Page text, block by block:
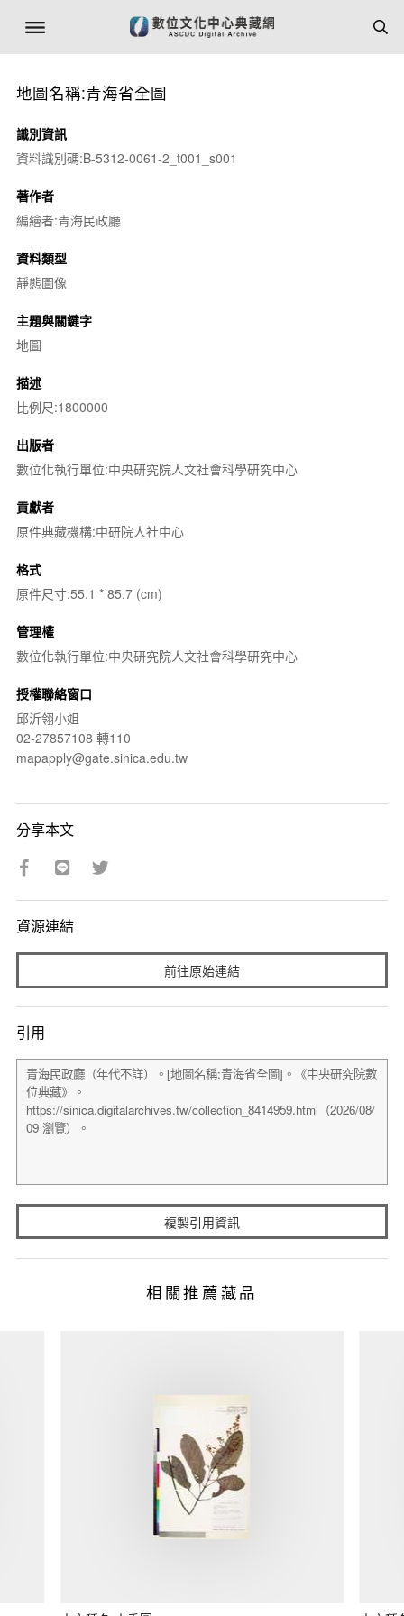
地圖名稱:青海省全圖
識別資訊
資料識別碼:B-5312-0061-2_t001_s001
著作者
編繪者:青海民政廳
資料類型
靜態圖像
主題與關鍵字
地圖
描述
比例尺:1800000
出版者
數位化執行單位:中央研究院人文社會科學研究中心
貢獻者
原件典藏機構:中研院人社中心
格式
原件尺寸:55.1 * 85.7 (cm)
管理權
數位化執行單位:中央研究院人文社會科學研究中心
授權聯絡窗口
邱沂翎小姐
02-27857108 轉110
mapapply@gate.sinica.edu.tw
分享本文
資源連結
前往原始連結
引用
複製引用資訊
相關推薦藏品